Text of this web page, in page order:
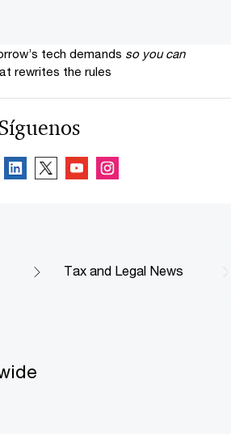
tech demands so you can
rewrites the rules
Tax and Legal News